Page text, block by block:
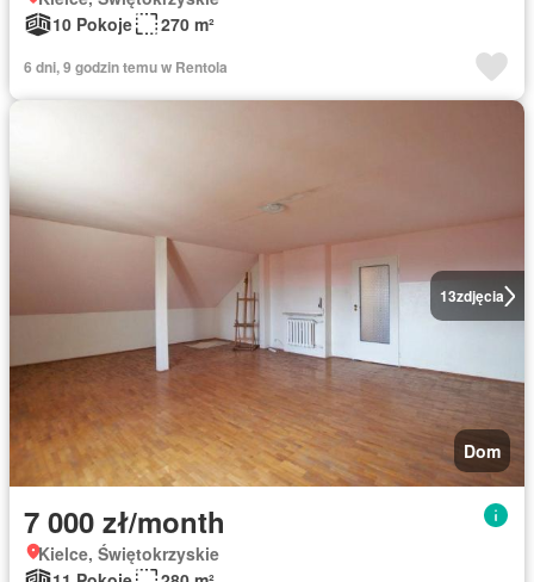
10 Pokoje
270 m²
6 dni, 9 godzin temu w Rentola
13zdjęcia
Dom
7 000 zł/month
Kielce, Świętokrzyskie